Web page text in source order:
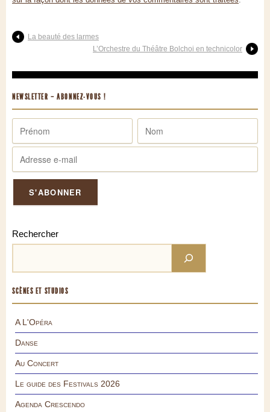
La beauté des larmes
L’Orchestre du Théâtre Bolchoi en technicolor
NEWSLETTER – ABONNEZ-VOUS !
Rechercher
SCÈNES ET STUDIOS
A L'Opéra
Danse
Au Concert
Le guide des Festivals 2026
Agenda Crescendo